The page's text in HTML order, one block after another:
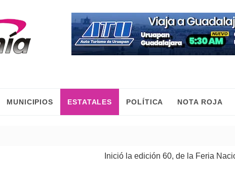
MUNICIPIOS ESTATALES POLÍTICA NOTA ROJA
Inició la edición 60, de la Feria Nacional